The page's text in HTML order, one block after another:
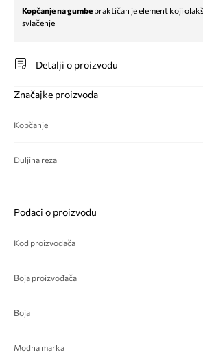
Kopčanje na gumbe praktičan je element koji
svlačenje
Detalji o proizvodu
Značajke proizvoda
Kopčanje
Duljina reza
Podaci o proizvodu
Kod proizvođača
Boja proizvođača
Boja
Modna marka